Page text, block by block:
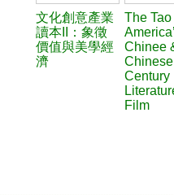
文化創意產業
讀本II：象徵
價值與美學經
濟
The
Chinee
Chinese
Century
Film